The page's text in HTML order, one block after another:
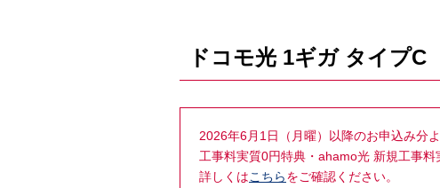
ドコモ光 1ギガ タイプC
2026年6月1日（月曜）以降のお申込み分
工事料実質0円特典・ahamo光 新規工事料
詳しくはこちらをご確認ください。